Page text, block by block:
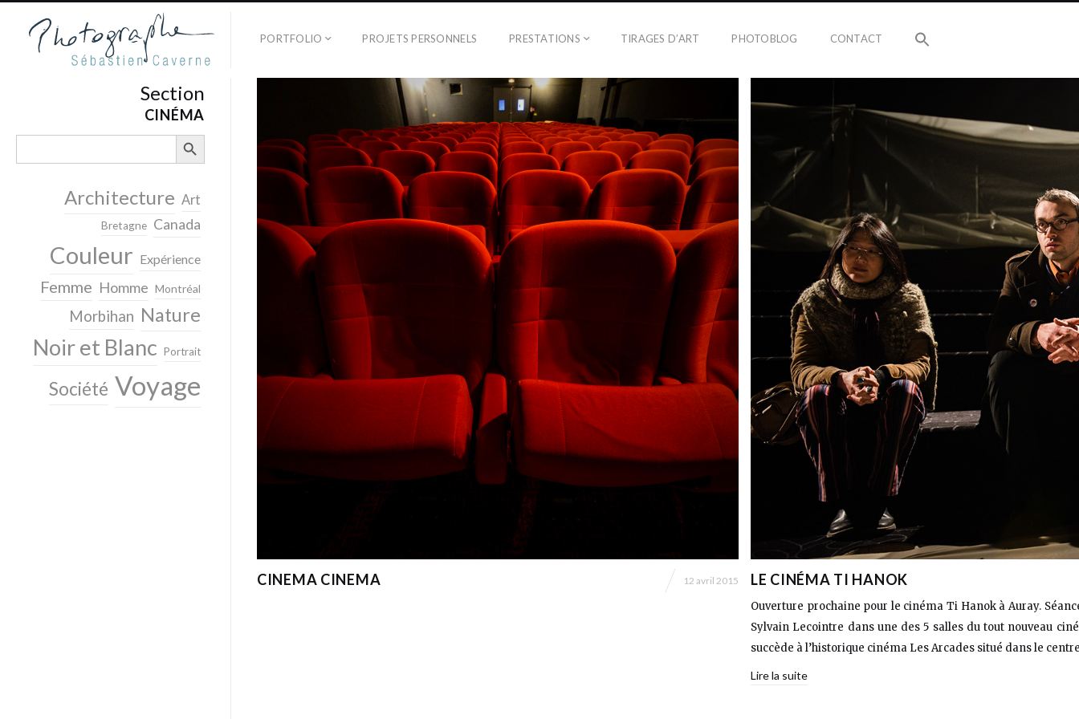
PORTFOLIO PROJETS PERSONNELS PRESTATIONS TIRAGES D’ART PHOTOBLOG CONTACT
CINEMA CINEMA 12 avril 2015 LE CINÉMA TI HANOK
Ouverture prochaine pour le cinéma Ti Hanok à Auray.
Sylvain Lecointre dans une des 5 salles du tout nouveau
succède à l’historique cinéma Les Arcades situé dans le
Lire la suite
Section
CINÉMA
Search
SEARCH BUTTON
Architecture Art
Bretagne Canada
Couleur Expérience
Femme Homme Montréal
Morbihan Nature
Noir et Blanc Portrait
Société Voyage